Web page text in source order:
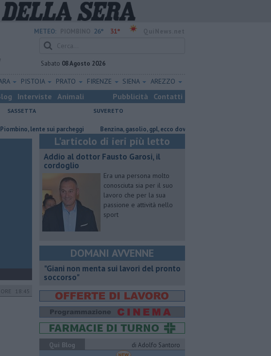
METEO: 26° 31°
Sabato 08 Agosto 2026
PISTOIA PRATO FIRENZE SIENA AREZZO
Interviste Animali Pubblicità Contatti
SASSETTA SUVERETO
sui parcheggi ​Benzina, gasolio, gpl, ecco dove risparmiare
ORE 18:45
L'articolo di ieri più letto
Addio al dottor Fausto Garosi, il
cordoglio
Era una persona molto
conosciuta sia per il suo
lavoro che per la sua
passione e attività nello
sport
DOMANI AVVENNE
"Giani non menta sui lavori del pronto
soccorso"
Qui Blog
di Adolfo Santoro